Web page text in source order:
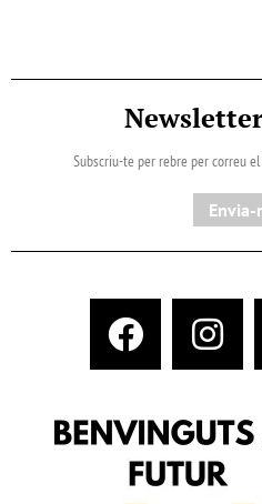
Subscriu-te per rebre per correu